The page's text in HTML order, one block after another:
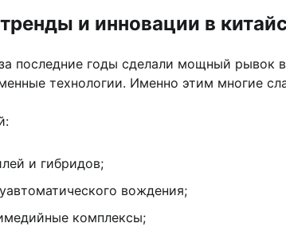
и инновации в
последние годы сделали мощный рывок
технологии. Именно этим многие
и гибридов;
вождения;
комплексы;